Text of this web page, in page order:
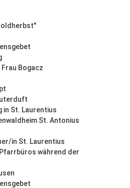
Bogacz
in St. Laurentius
St. Antonius
in St. Laurentius
während der